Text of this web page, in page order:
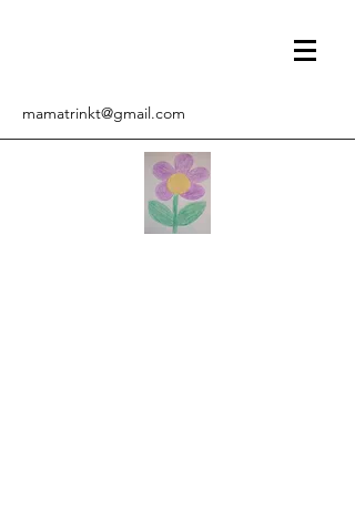
mamatrinkt@gmail.com